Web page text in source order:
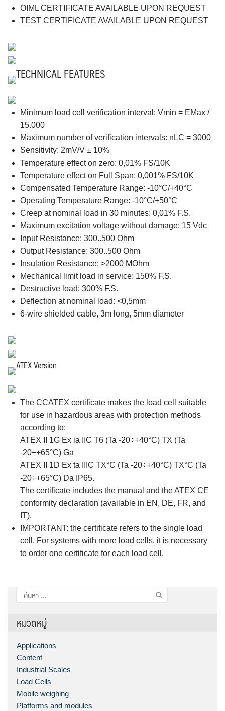
OIML CERTIFICATE AVAILABLE UPON REQUEST
TEST CERTIFICATE AVAILABLE UPON REQUEST
TECHNICAL FEATURES
Minimum load cell verification interval: Vmin = EMax /
15.000
Maximum number of verification intervals: nLC = 3000
Sensitivity: 2mV/V ± 10%
Temperature effect on zero: 0,01% FS/10K
Temperature effect on Full Span: 0,001% FS/10K
Compensated Temperature Range: -10°C/+40°C
Operating Temperature Range: -10°C/+50°C
Creep at nominal load in 30 minutes: 0,01% F.S.
Maximum excitation voltage without damage: 15 Vdc
Input Resistance: 300..500 Ohm
Output Resistance: 300..500 Ohm
Insulation Resistance: >2000 MOhm
Mechanical limit load in service: 150% F.S.
Destructive load: 300% F.S.
Deflection at nominal load: <0,5mm
6-wire shielded cable, 3m long, 5mm diameter
ATEX Version
The CCATEX certificate makes the load cell suitable
for use in hazardous areas with protection methods
according to:
ATEX II 1G Ex ia IIC T6 (Ta -20÷+40°C) TX (Ta
-20÷+65°C) Ga
ATEX II 1D Ex ta IIIC TX°C (Ta -20÷+40°C) TX°C (Ta
-20÷+65°C) Da IP65.
The certificate includes the manual and the ATEX CE
conformity declaration (available in EN, DE, FR, and
IT).
IMPORTANT: the certificate refers to the single load
cell. For systems with more load cells, it is necessary
to order one certificate for each load cell.
ค้นหา
สำหรับ:
หมวดหมู่
Applications
Content
Industrial Scales
Load Cells
Mobile weighing
Platforms and modules